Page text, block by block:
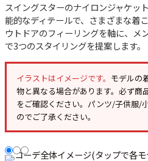
スイングスターのナイロンジャケッ
能的なディテールで、さまざまな着
ウトドアのフィーリングを軸に、メ
で3つのスタイリングを提案します。
イラストはイメージです。 モデルの
物と異なる場合があります。必ず商
をご確認ください。パンツ/子供服/
のでご了承ください。